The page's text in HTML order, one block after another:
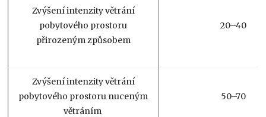
Zvýšení intenzity větrání
pobytového prostoru
přirozeným způsobem
20–40
Zvýšení intenzity větrání
pobytového prostoru nuceným
větráním
50–70